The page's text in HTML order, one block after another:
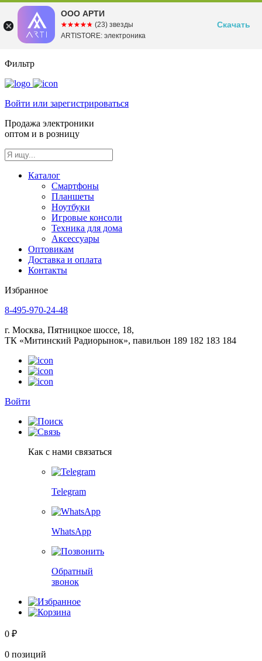
Фильтр
Войти или зарегистрироваться
Продажа электроники
оптом и в розницу
Каталог
Смартфоны
Планшеты
Ноутбуки
Игровые консоли
Техника для дома
Аксессуары
Оптовикам
Доставка и оплата
Контакты
Избранное
8-495-970-24-48
г. Москва, Пятницкое шоссе, 18,
ТК «Митинский Радиорынок», павильон 189 182 183 184
Войти
Как с нами связаться
Telegram
WhatsApp
Обратный
звонок
0 ₽
0 позиций
ООО АРТИ
☆☆☆☆☆
★★★★★ (23) звезды
ARTISTORE: электроника
Скачать